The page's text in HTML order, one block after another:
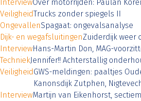
InterviewOver motorrijden: Paulan
VeiligheidTrucks zonder spiegels II
OngevallenSpagaat: ongevalsanalyse
Dijk- en wegafsluitingenZuiderdijk weer
InterviewHans-Martin Don, MAG-
TechniekJennifer!! Achterstallig
VeiligheidGWS-meldingen: paaltjes
Kanonsdijk Zutphen,
InterviewMartijn van Eikenhorst,